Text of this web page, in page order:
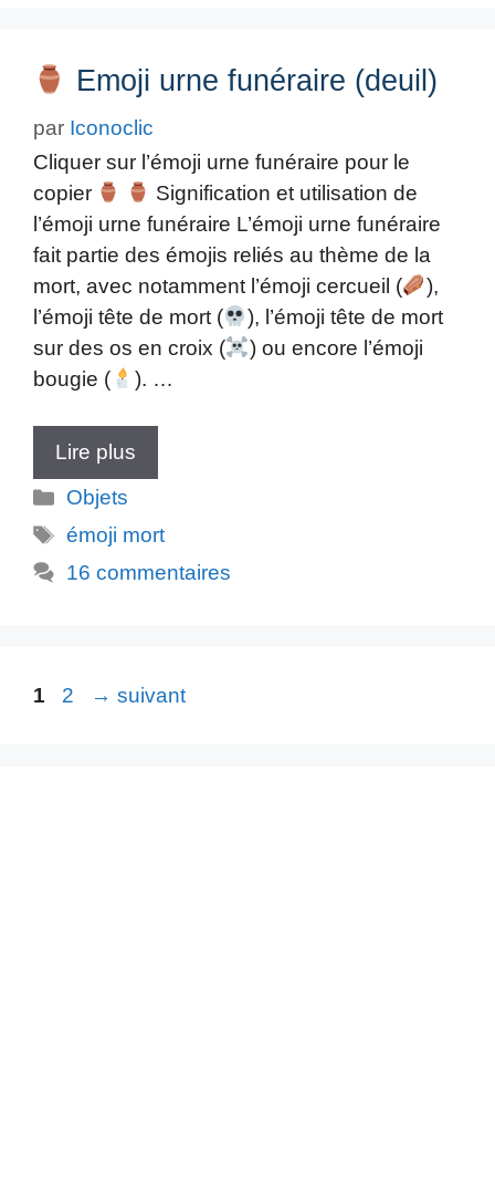
Emoji urne funéraire (deuil)
par Iconoclic
Cliquer sur l’émoji urne funéraire pour le
copier
Signification et utilisation de
l’émoji urne funéraire L’émoji urne funéraire
fait partie des émojis reliés au thème de la
mort, avec notamment l’émoji cercueil (
),
l’émoji tête de mort (
), l’émoji tête de mort
sur des os en croix (
) ou encore l’émoji
bougie (
). …
Lire plus
Catégories
Objets
Étiquettes
émoji mort
16 commentaires
Page
1 Page
2 → suivant